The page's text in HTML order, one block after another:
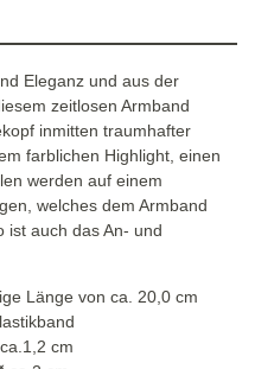
Eleganz und aus der
zeitlosen Armband
inmitten traumhafter
farblichen Highlight, einen
werden auf einem
welches dem Armband
ist auch das An- und
Länge von ca. 20,0 cm
cm